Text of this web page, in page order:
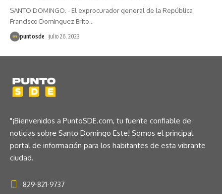
SANTO DOMINGO. - El exprocurador general de la República
Francisco Domínguez Brito…
puntosde julio 26, 2023
"¡Bienvenidos a PuntoSDE.com, tu fuente confiable de
noticias sobre Santo Domingo Este! Somos el principal
portal de información para los habitantes de esta vibrante
ciudad.
829-821-9737